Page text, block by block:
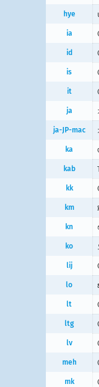
hye
ia
id
is
it
ja
ja-JP-mac
ka
kab
kk
km
kn
ko
lij
lo
lt
ltg
lv
meh
mk